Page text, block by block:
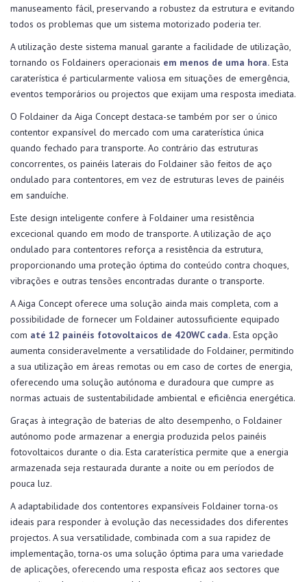
manuseamento fácil, preservando a robustez da estrutura e evitando
todos os problemas que um sistema motorizado poderia ter.
A utilização deste sistema manual garante a facilidade de utilização,
tornando os Foldainers operacionais em menos de uma hora. Esta
caraterística é particularmente valiosa em situações de emergência,
eventos temporários ou projectos que exijam uma resposta imediata.
O Foldainer da Aiga Concept destaca-se também por ser o único
contentor expansível do mercado com uma caraterística única
quando fechado para transporte. Ao contrário das estruturas
concorrentes, os painéis laterais do Foldainer são feitos de aço
ondulado para contentores, em vez de estruturas leves de painéis
em sanduíche.
Este design inteligente confere à Foldainer uma resistência
excecional quando em modo de transporte. A utilização de aço
ondulado para contentores reforça a resistência da estrutura,
proporcionando uma proteção óptima do conteúdo contra choques,
vibrações e outras tensões encontradas durante o transporte.
A Aiga Concept oferece uma solução ainda mais completa, com a
possibilidade de fornecer um Foldainer autossuficiente equipado
com até 12 painéis fotovoltaicos de 420WC cada. Esta opção
aumenta consideravelmente a versatilidade do Foldainer, permitindo
a sua utilização em áreas remotas ou em caso de cortes de energia,
oferecendo uma solução autónoma e duradoura que cumpre as
normas actuais de sustentabilidade ambiental e eficiência energética.
Graças à integração de baterias de alto desempenho, o Foldainer
autónomo pode armazenar a energia produzida pelos painéis
fotovoltaicos durante o dia. Esta caraterística permite que a energia
armazenada seja restaurada durante a noite ou em períodos de
pouca luz.
A adaptabilidade dos contentores expansíveis Foldainer torna-os
ideais para responder à evolução das necessidades dos diferentes
projectos. A sua versatilidade, combinada com a sua rapidez de
implementação, torna-os uma solução óptima para uma variedade
de aplicações, oferecendo uma resposta eficaz aos sectores que